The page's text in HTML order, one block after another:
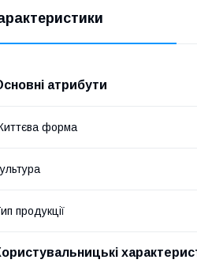
атрибути
форма
продукції